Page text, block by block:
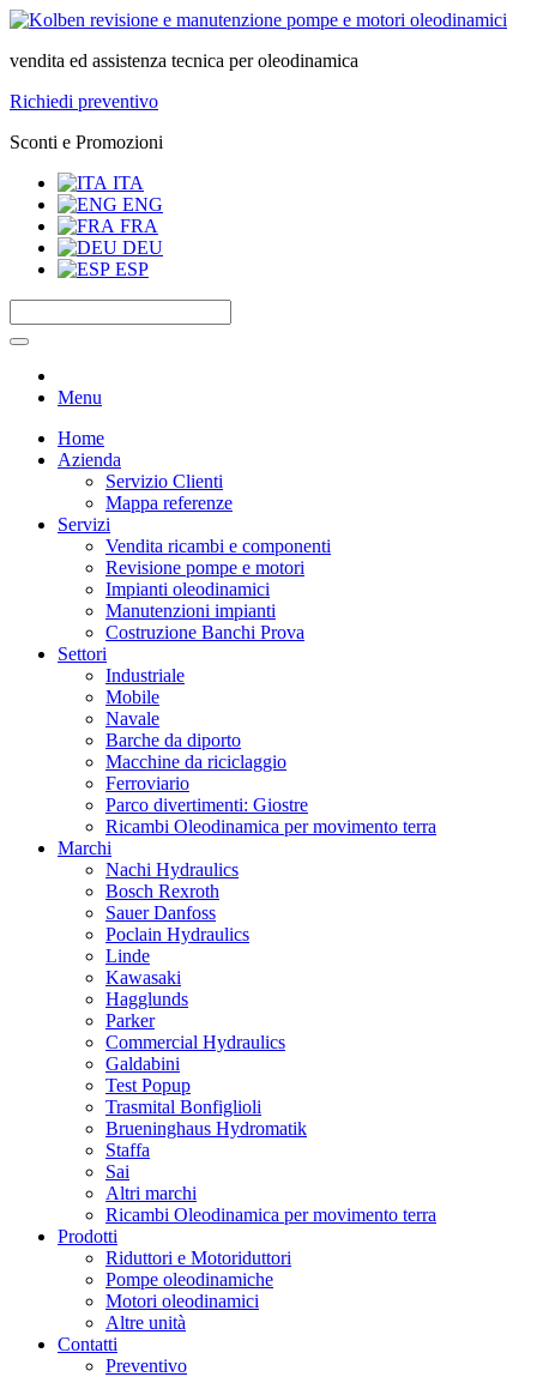
vendita ed assistenza tecnica per oleodinamica
Richiedi preventivo
Sconti e Promozioni
ITA
ENG
FRA
DEU
ESP
Menu
Home
Azienda
Servizio Clienti
Mappa referenze
Servizi
Vendita ricambi e componenti
Revisione pompe e motori
Impianti oleodinamici
Manutenzioni impianti
Costruzione Banchi Prova
Settori
Industriale
Mobile
Navale
Barche da diporto
Macchine da riciclaggio
Ferroviario
Parco divertimenti: Giostre
Ricambi Oleodinamica per movimento terra
Marchi
Nachi Hydraulics
Bosch Rexroth
Sauer Danfoss
Poclain Hydraulics
Linde
Kawasaki
Hagglunds
Parker
Commercial Hydraulics
Galdabini
Test Popup
Trasmital Bonfiglioli
Brueninghaus Hydromatik
Staffa
Sai
Altri marchi
Ricambi Oleodinamica per movimento terra
Prodotti
Riduttori e Motoriduttori
Pompe oleodinamiche
Motori oleodinamici
Altre unità
Contatti
Preventivo